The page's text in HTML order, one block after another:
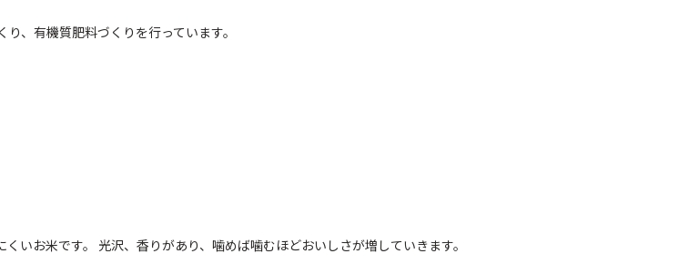
、有機質肥料づくりを行っています。
いお米です。 光沢、香りがあり、噛めば噛むほどおいしさが増していきます。